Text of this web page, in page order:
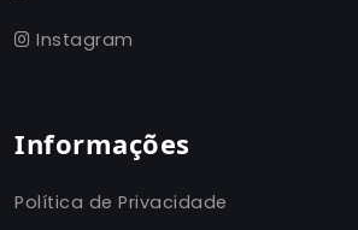
Instagram
Informações
Política de Privacidade